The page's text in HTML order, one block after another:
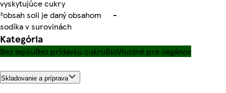
vyskytujúce cukry
³obsah soli je daný obsahom
sodíka v surovinách
-
Kategória
Bez lepkuBez prídavku cukruBioVhodné pre vegánov
Skladovanie a príprava